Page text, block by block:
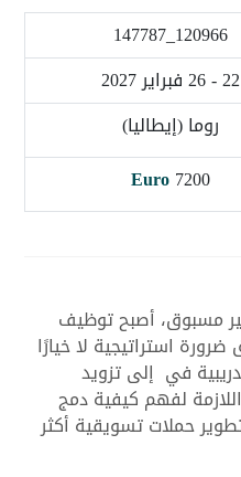
120966_147787
22 - 26 فبراير 2027
روما (إيطاليا)
7200
Euro
مسبوق، أصبح توظيف
استراتيجية لا خيارًا
في إلى تزويد
لفهم كيفية دمج
حملات تسويقية أكثر